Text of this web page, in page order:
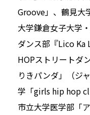
Groove」、鶴見大
大学鎌倉女子大学
ダンス部『Lico Ka
HOPストリートダ
りきパンダ」（ジ
学「girls hip hop
市立大学医学部「